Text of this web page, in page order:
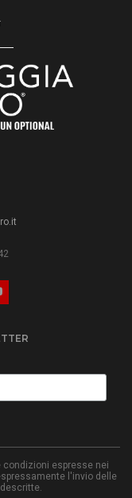
condizioni espresse nei
l'invio delle